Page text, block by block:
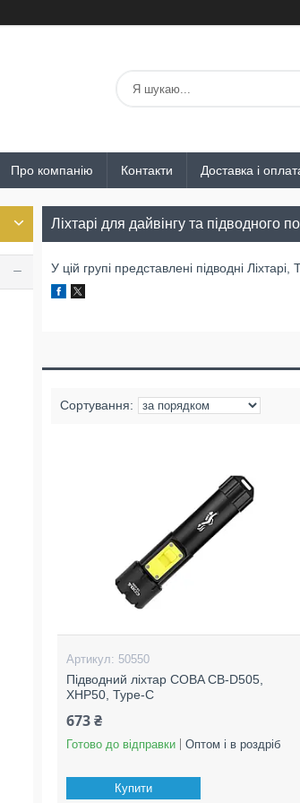
Про компанію Контакти Доставка і
Ліхтарі для дайвінгу та підводного
У цій групі представлені підводні
50550
Підводний ліхтар COBA CB-D505,
XHP50, Type-C
673 ₴
Готово до відправки Оптом і в роздріб
Купити